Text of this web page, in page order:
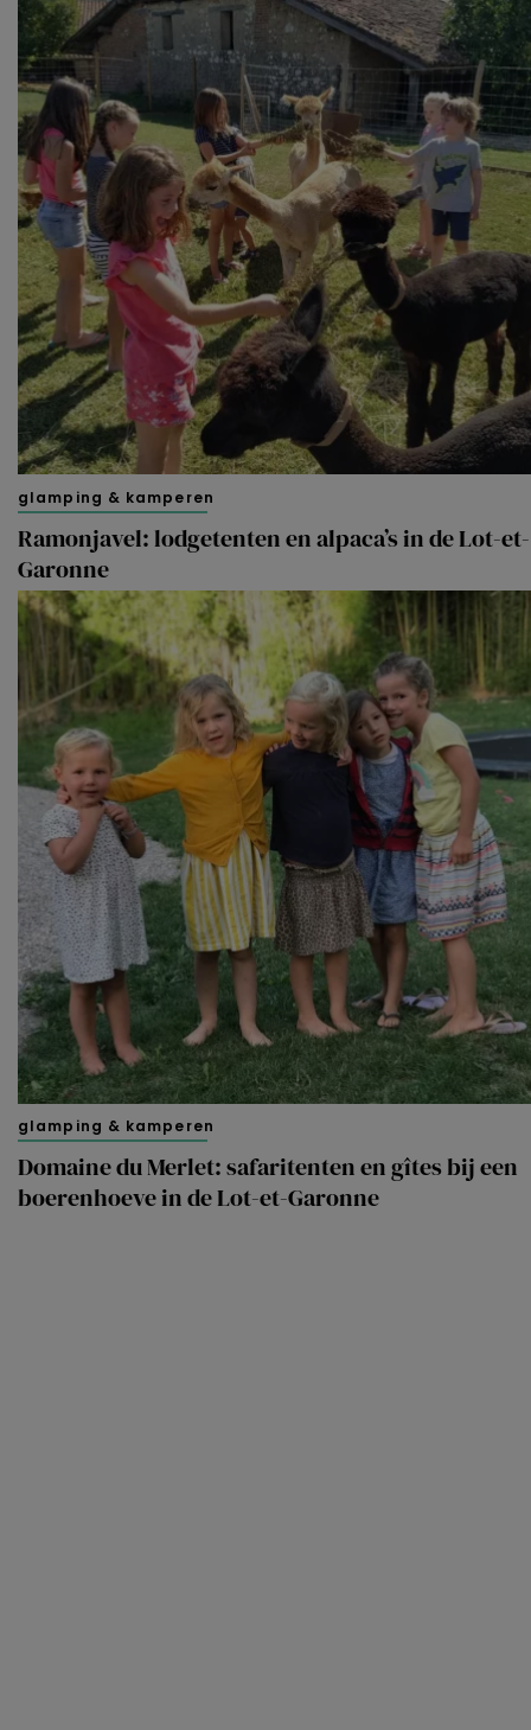
glamping & kamperen
Ramonjavel: lodgetenten en alpaca’s in de Lot-et-
Garonne
glamping & kamperen
Domaine du Merlet: safaritenten en gîtes bij een
boerenhoeve in de Lot-et-Garonne